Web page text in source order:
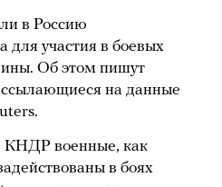
в Россию
для участия в боевых
Об этом пишут
на данные
КНДР военные, как
в боях